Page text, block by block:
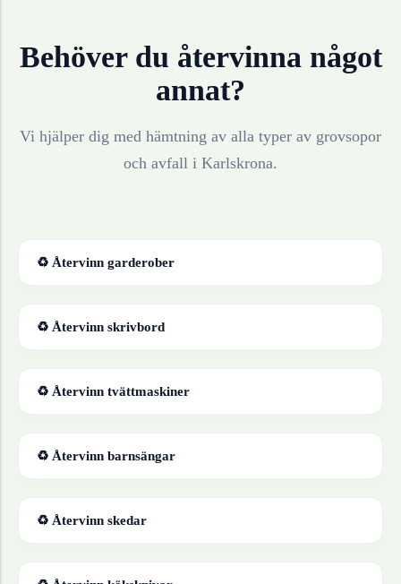
Behöver du återvinna något
annat?
Vi hjälper dig med hämtning av alla typer av grovsopor
och avfall i Karlskrona.
♻ Återvinn garderober
♻ Återvinn skrivbord
♻ Återvinn tvättmaskiner
♻ Återvinn barnsängar
♻ Återvinn skedar